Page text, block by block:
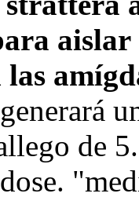
las
de